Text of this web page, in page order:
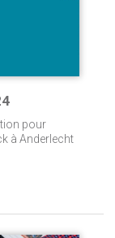
pour
à Anderlecht